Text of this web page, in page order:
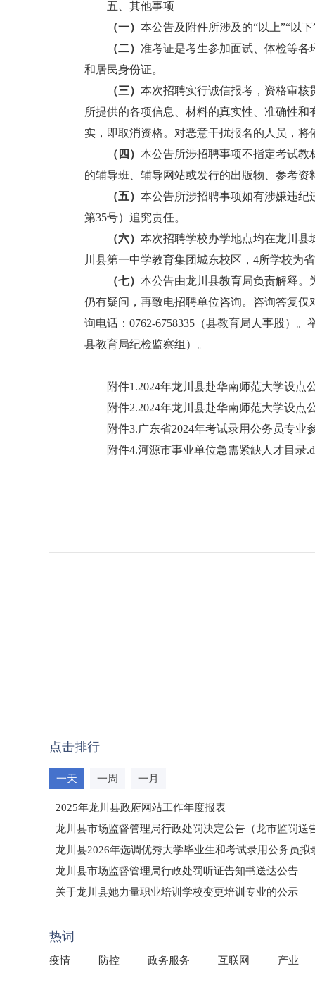
五、其他事项
（一） 本公告及附件所涉及的“以上”“以
（二） 准考证是考生参加面试、体检等
和居民身份证。
（三） 本次招聘实行诚信报考，资格审
所提供的各项信息、材料的真实性、准确性
实，即取消资格。对恶意干扰报名的人员，
（ 四 ） 本公告所涉招聘事项不指定考试
的辅导班、辅导网站或发行的出版物、参考
（五） 本公告所涉招聘事项如有涉嫌违
第35号）追究责任。
（六） 本次招聘学校办学地点均在龙川
川县第一中学教育集团城东校区，4所学校为
（七） 本公告由龙川县教育局负责解释
仍有疑问，再致电招聘单位咨询。咨询答复
询电话：0762-6758335（县教育局人事股）。
县教育局纪检监察组）。
附件1.2024年龙川县赴华南师范大学设点
附件2.2024年龙川县赴华南师范大学设点
附件3.广东省2024年考试录用公务员专业
附件4.河源市事业单位急需紧缺人才目录
点击排行
一天 一周 一月
2025年龙川县政府网站工作年度报表
龙川县市场监督管理局行政处罚决定公告（龙市监罚送
龙川县2026年选调优秀大学毕业生和考试录用公务员拟
龙川县市场监督管理局行政处罚听证告知书送达公告
（龙市监罚送告〔2026〕71号）
关于龙川县她力量职业培训学校变更培训专业的公示
热词
疫情 防控 政务服务 互联网 产业